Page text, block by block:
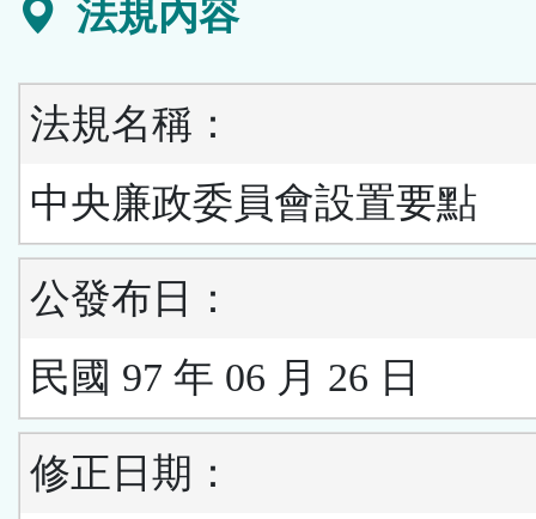
法規內容
法規名稱：
中央廉政委員會設置要點
公發布日：
民國 97 年 06 月 26 日
修正日期：